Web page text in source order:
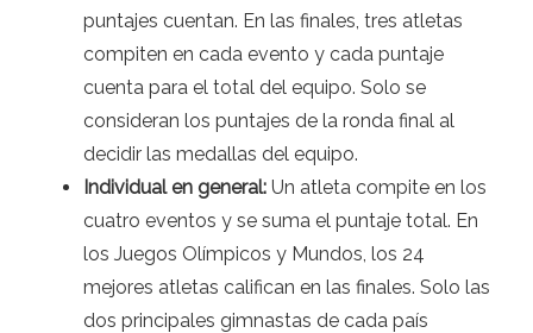
puntajes cuentan. En las finales, tres atletas
compiten en cada evento y cada puntaje
cuenta para el total del equipo. Solo se
consideran los puntajes de la ronda final al
decidir las medallas del equipo.
Individual en general: Un atleta compite en los
cuatro eventos y se suma el puntaje total. En
los Juegos Olímpicos y Mundos, los 24
mejores atletas califican en las finales. Solo las
dos principales gimnastas de cada país